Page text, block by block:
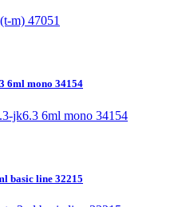
6ml mono 34154
basic line 32215